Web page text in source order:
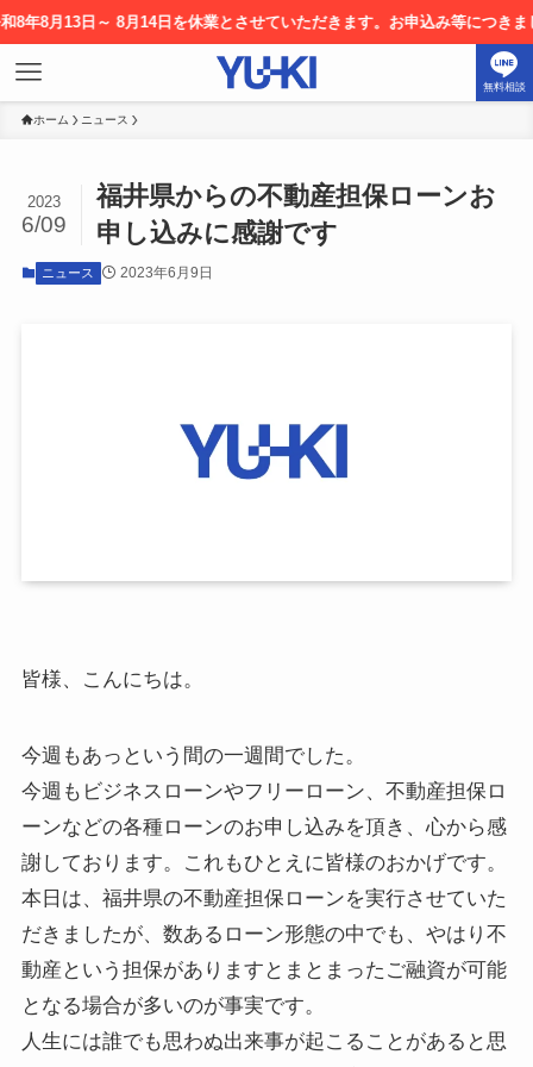
月13日～ 8月14日を休業とさせていただきます。お申込み等につきまして
無料相談
ホーム ニュース
福井県からの不動産担保ローンお
申し込みに感謝です
2023
6/09
ニュース 2023年6月9日
皆様、こんにちは。
今週もあっという間の一週間でした。
今週もビジネスローンやフリーローン、不動産担保ロ
ーンなどの各種ローンのお申し込みを頂き、心から感
謝しております。これもひとえに皆様のおかげです。
本日は、福井県の不動産担保ローンを実行させていた
だきましたが、数あるローン形態の中でも、やはり不
動産という担保がありますとまとまったご融資が可能
となる場合が多いのが事実です。
人生には誰でも思わぬ出来事が起こることがあると思